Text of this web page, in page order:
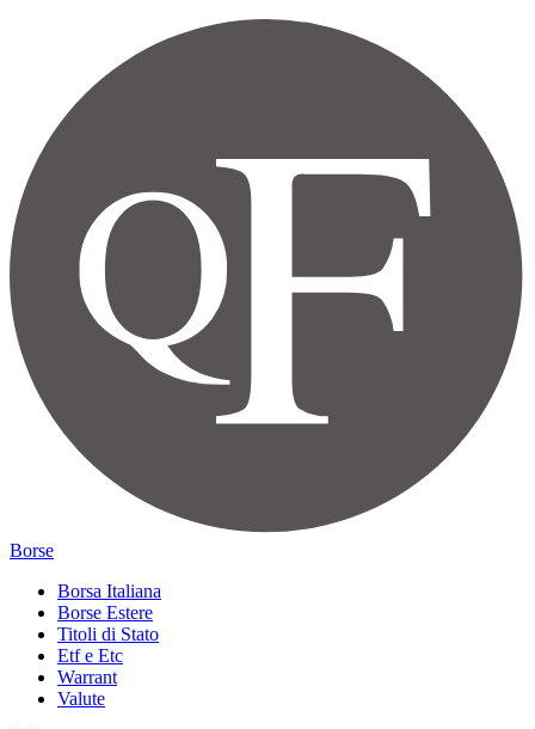
Borse
Borsa Italiana
Borse Estere
Titoli di Stato
Etf e Etc
Warrant
Valute